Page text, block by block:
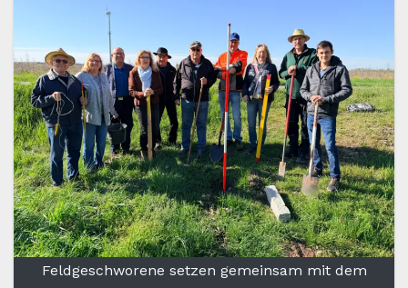
Feldgeschworene setzen gemeinsam mit dem